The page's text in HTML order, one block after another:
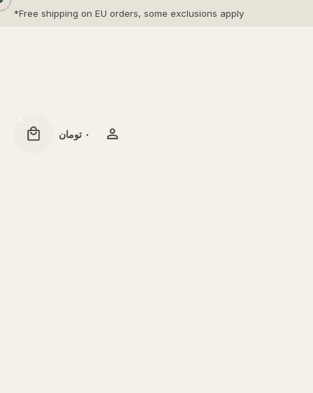
Free shipping on EU orders, some exclusions apply*
۰ تومان
0